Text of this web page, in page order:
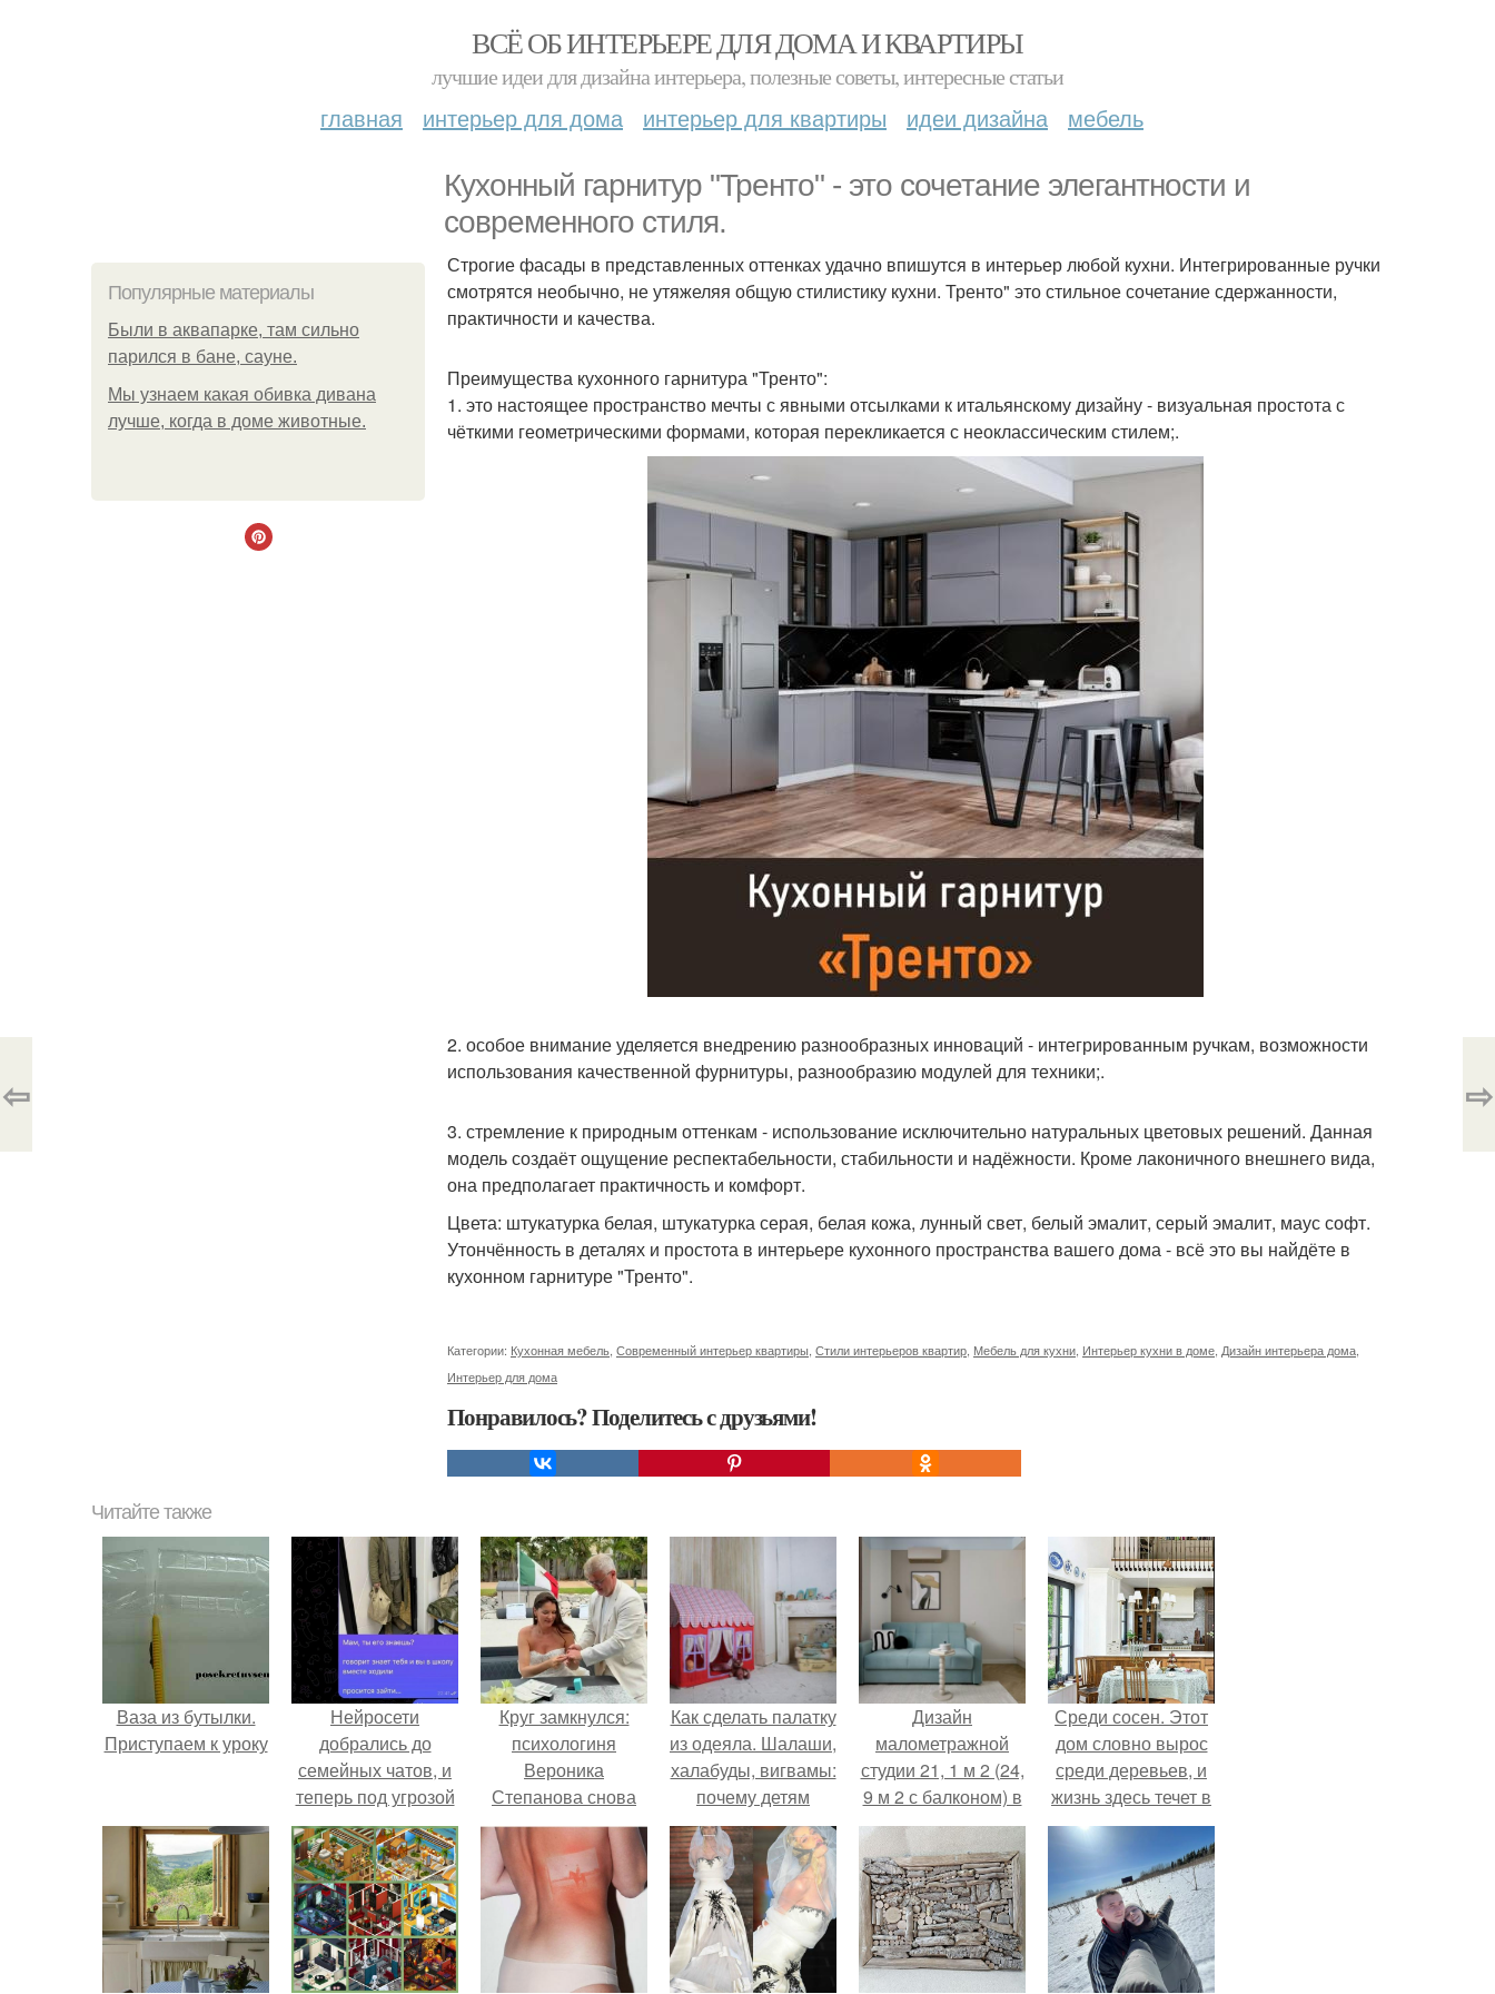
ВСЁ ОБ ИНТЕРЬЕРЕ ДЛЯ ДОМА И КВАРТИРЫ
лучшие идеи для дизайна интерьера, полезные советы, интересные статьи
главная интерьер для дома интерьер для квартиры идеи дизайна мебель
Кухонный гарнитур "Тренто" - это сочетание элегантности и
современного стиля.
Популярные материалы
Были в аквапарке, там сильно
парился в бане, сауне.
Мы узнаем какая обивка дивана
лучше, когда в доме животные.
Строгие фасады в представленных оттенках удачно впишутся в интерьер любой кухни. Интегрированные ручки
смотрятся необычно, не утяжеляя общую стилистику кухни. Тренто" это стильное сочетание сдержанности,
практичности и качества.
Преимущества кухонного гарнитура "Тренто":
1. это настоящее пространство мечты с явными отсылками к итальянскому дизайну - визуальная простота с
чёткими геометрическими формами, которая перекликается с неоклассическим стилем;.
2. особое внимание уделяется внедрению разнообразных инноваций - интегрированным ручкам, возможности
использования качественной фурнитуры, разнообразию модулей для техники;.
3. стремление к природным оттенкам - использование исключительно натуральных цветовых решений. Данная
модель создаёт ощущение респектабельности, стабильности и надёжности. Кроме лаконичного внешнего вида,
она предполагает практичность и комфорт.
Цвета: штукатурка белая, штукатурка серая, белая кожа, лунный свет, белый эмалит, серый эмалит, маус софт.
Утончённость в деталях и простота в интерьере кухонного пространства вашего дома - всё это вы найдёте в
кухонном гарнитуре "Тренто".
Категории: Кухонная мебель Современный интерьер квартиры Стили интерьеров квартир Мебель для кухни Интерьер кухни в доме Дизайн интерьера дома
Интерьер для дома
Понравилось? Поделитесь с друзьями!
⇦ ⇨
Читайте также
Ваза из бутылки.
Приступаем к уроку
Нейросети
добрались до
семейных чатов, и
теперь под угрозой
мамины нервы.
Круг замкнулся:
психологиня
Вероника
Степанова снова
вышла замуж за
собственного
бывшего мужа.
Как сделать палатку
из одеяла. Шалаши,
халабуды, вигвамы:
почему детям
полезно строить
домики
Дизайн
малометражной
студии 21, 1 м 2 (24,
9 м 2 с балконом) в
Краснодаре.
Среди сосен. Этот
дом словно вырос
среди деревьев, и
жизнь здесь течет в
собственном ритме
- спокойно, без
спешки и лишнего
шума.